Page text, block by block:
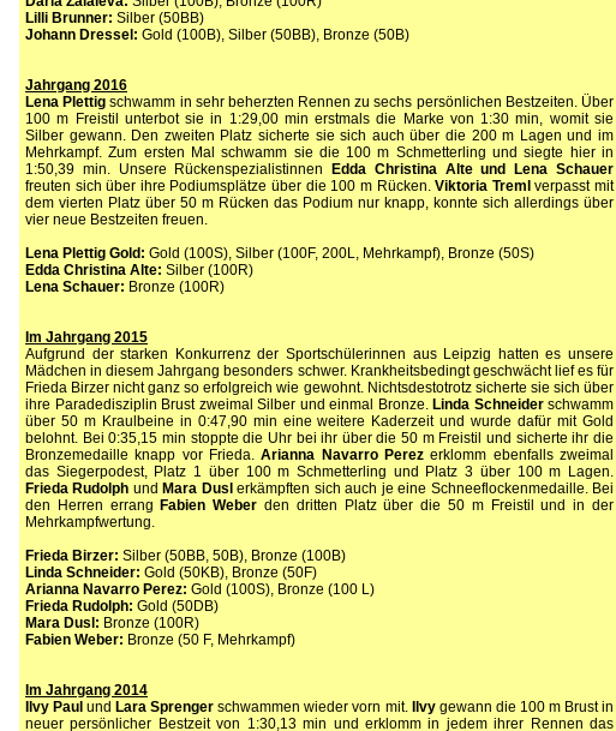
Lilli Brunner: Silber (50BB)
Johann Dressel: Gold (100B), Silber (50BB), Bronze (50B)
Jahrgang 2016
Lena Plettig schwamm in sehr beherzten Rennen zu sechs persönlichen Bestzeiten. Über
100 m Freistil unterbot sie in 1:29,00 min erstmals die Marke von 1:30 min, womit sie
Silber gewann. Den zweiten Platz sicherte sie sich auch über die 200 m Lagen und im
Mehrkampf. Zum ersten Mal schwamm sie die 100 m Schmetterling und siegte hier in
1:50,39 min. Unsere Rückenspezialistinnen
Edda Christina Alte und Lena Schauer
freuten sich über ihre Podiumsplätze über die 100 m Rücken.Viktoria Treml verpasst mit
dem vierten Platz über 50 m Rücken das Podium nur knapp, konnte sich allerdings über
vier neue Bestzeiten freuen.
Lena Plettig Gold: Gold (100S), Silber (100F, 200L, Mehrkampf), Bronze (50S)
Edda Christina Alte: Silber (100R)
Lena Schauer: Bronze (100R)
Im Jahrgang 2015
Aufgrund der starken Konkurrenz der Sportschülerinnen aus Leipzig hatten es unsere
Mädchen in diesem Jahrgang besonders schwer. Krankheitsbedingt geschwächt lief es für
Frieda Birzer nicht ganz so erfolgreich wie gewohnt. Nichtsdestotrotz sicherte sie sich über
ihre Paradedisziplin Brust zweimal Silber und einmal Bronze. Linda Schneiderschwamm
über 50 m Kraulbeine in 0:47,90 min eine weitere Kaderzeit und wurde dafür mit Gold
belohnt. Bei 0:35,15 min stoppte die Uhr bei ihr über die 50 m Freistil und sicherte ihr die
Bronzemedaille knapp vor Frieda.Arianna Navarro Perez erklomm ebenfalls zweimal
das Siegerpodest, Platz 1 über 100 m Schmetterling und Platz 3 über 100 m Lagen.
Frieda Rudolph und Mara Dusl erkämpften sich auch je eine Schneeflockenmedaille. Bei
den Herren errang Fabien Weber den dritten Platz über die 50 m Freistil und in der
Mehrkampfwertung.
Frieda Birzer: Silber (50BB, 50B), Bronze (100B)
Linda Schneider: Gold (50KB), Bronze (50F)
Arianna Navarro Perez: Gold (100S), Bronze (100 L)
Frieda Rudolph: Gold (50DB)
Mara Dusl: Bronze (100R)
Fabien Weber: Bronze (50 F, Mehrkampf)
Im Jahrgang 2014
Ilvy Paul und Lara Sprenger schwammen wieder vorn mit. Ilvygewann die 100 m Brust in
neuer persönlicher Bestzeit von 1:30,13 min und erklomm in jedem ihrer Rennen das